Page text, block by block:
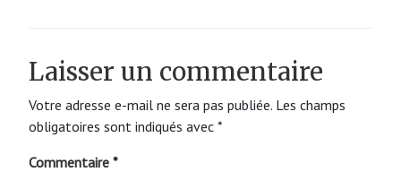
Laisser un commentaire
Votre adresse e-mail ne sera pas publiée. Les champs
obligatoires sont indiqués avec *
Commentaire *